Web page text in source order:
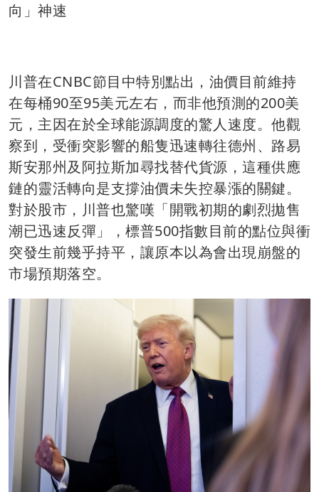
向」神速
川普在CNBC節目中特別點出，油價目前維持
在每桶90至95美元左右，而非他預測的200美
元，主因在於全球能源調度的驚人速度。他觀
察到，受衝突影響的船隻迅速轉往德州、路易
斯安那州及阿拉斯加尋找替代貨源，這種供應
鏈的靈活轉向是支撐油價未失控暴漲的關鍵。
對於股市，川普也驚嘆「開戰初期的劇烈拋售
潮已迅速反彈」，標普500指數目前的點位與衝
突發生前幾乎持平，讓原本以為會出現崩盤的
市場預期落空。